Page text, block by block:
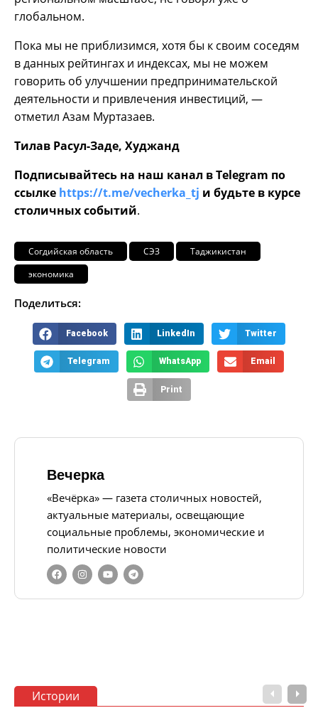
глобальном.
Пока мы не приблизимся, хотя бы к своим соседям
в данных рейтингах и индексах, мы не можем
говорить об улучшении предпринимательской
деятельности и привлечения инвестиций, —
отметил Азам Муртазаев.
Тилав Расул-Заде, Худжанд
Подписывайтесь на наш канал в Telegram по
ссылке https://t.me/vecherka_tj и будьте в курсе
столичных событий.
Согдийская область СЭЗ
Таджикистан
экономика
Поделиться:
Facebook LinkedIn Twitter
Telegram WhatsApp Email
Print
Вечерка
«Вечёрка» — газета столичных новостей,
актуальные материалы, освещающие
социальные проблемы, экономические и
политические новости
Истории